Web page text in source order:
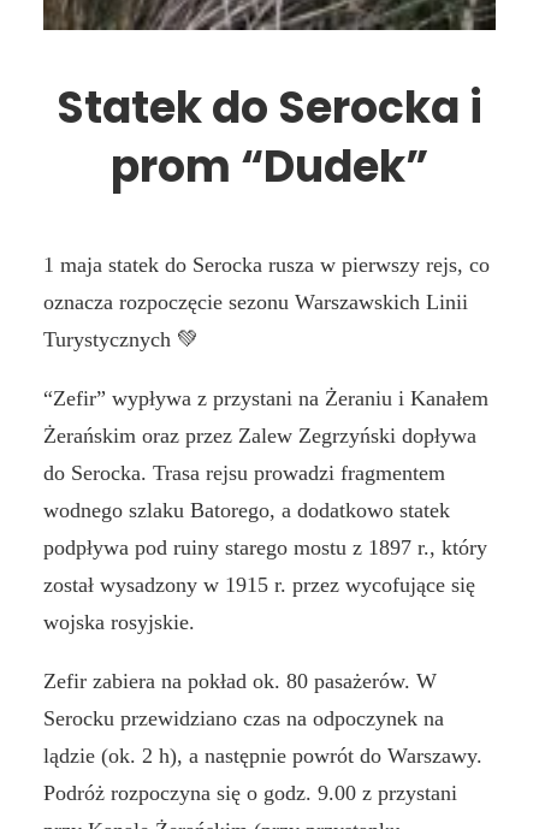
Statek do Serocka i
prom “Dudek”
1 maja statek do Serocka rusza w pierwszy rejs, co
oznacza rozpoczęcie sezonu Warszawskich Linii
Turystycznych 💚
“Zefir” wypływa z przystani na Żeraniu i Kanałem
Żerańskim oraz przez Zalew Zegrzyński dopływa
do Serocka. Trasa rejsu prowadzi fragmentem
wodnego szlaku Batorego, a dodatkowo statek
podpływa pod ruiny starego mostu z 1897 r., który
został wysadzony w 1915 r. przez wycofujące się
wojska rosyjskie.
Zefir zabiera na pokład ok. 80 pasażerów. W
Serocku przewidziano czas na odpoczynek na
lądzie (ok. 2 h), a następnie powrót do Warszawy.
Podróż rozpoczyna się o godz. 9.00 z przystani